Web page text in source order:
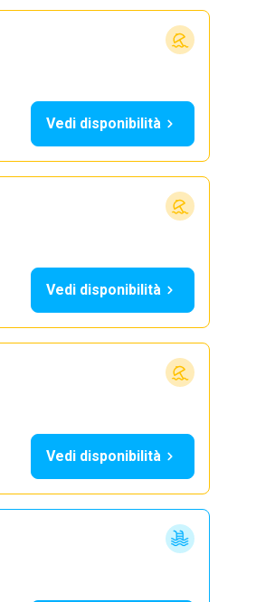
Vedi disponibilità
Vedi disponibilità
Vedi disponibilità